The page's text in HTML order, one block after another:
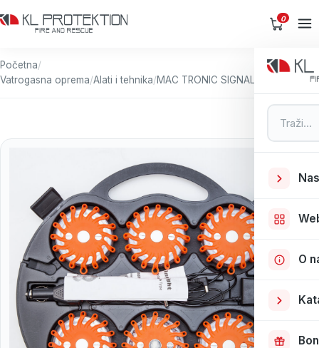
0
Pretraga
O
Početna/
Vatrogasna oprema/Alati i tehnika/MAC TRONIC SIGNAL DISC/ 6KOM